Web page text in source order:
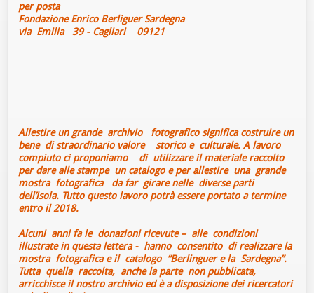
per posta
Fondazione Enrico Berliguer Sardegna
via Emilia 39 - Cagliari 09121
Allestire un grande archivio fotografico significa costruire un
bene di straordinario valore storico e culturale. A lavoro
compiuto ci proponiamo di utilizzare il materiale raccolto
per dare alle stampe un catalogo e per allestire una grande
mostra fotografica da far girare nelle diverse parti
dell’isola. Tutto questo lavoro potrà essere portato a termine
entro il 2018.
Alcuni anni fa le donazioni ricevute – alle condizioni
illustrate in questa lettera - hanno consentito di realizzare la
mostra fotografica e il catalogo “Berlinguer e la Sardegna”.
Tutta quella raccolta, anche la parte non pubblicata,
arricchisce il nostro archivio ed è a disposizione dei ricercatori